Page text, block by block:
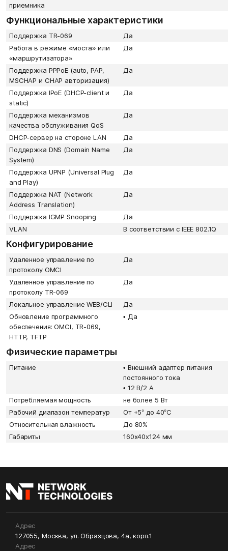
приемника
Функциональные характеристики
Поддержка TR-069
Да
Работа в режиме «моста» или
«маршрутизатора»
Да
Поддержка PPPoE (auto, PAP,
MSCHAP и CHAP авторизация)
Да
Поддержка IPoE (DHCP-client и
static)
Да
Поддержка механизмов
качества обслуживания QoS
Да
DHCP-сервер на стороне LAN
Да
Поддержка DNS (Domain Name
System)
Да
Поддержка UPNP (Universal Plug
and Play)
Да
Поддержка NAT (Network
Address Translation)
Да
Поддержка IGMP Snooping
Да
VLAN
В соответствии с IEEE 802.1Q
Конфигурирование
Удаленное управление по
протоколу OMCI
Да
Удаленное управление по
протоколу TR-069
Да
Локальное управление WEB/CLI
Да
Обновление программного
обеспечения: OMCI, TR-069,
HTTP, TFTP
• Да
Физические параметры
Питание • Внешний адаптер питания
постоянного тока
• 12 B/2 А
Потребляемая мощность
не более 5 Вт
Рабочий диапазон температур
От +5° до 40°C
Относительная влажность
До 80%
Габариты
160x40x124 мм
Адрес
127055, Москва, ул. Образцова, 4а, корп.1
Адрес